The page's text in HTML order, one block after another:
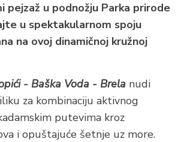
455
337
u podnožju Parka prirode
u spektakularnom spoju
na ovoj dinamičnoj kružnoj
- Baška Voda - Brela nudi
za kombinaciju aktivnog
putevima kroz
i opuštajuće šetnje uz more.